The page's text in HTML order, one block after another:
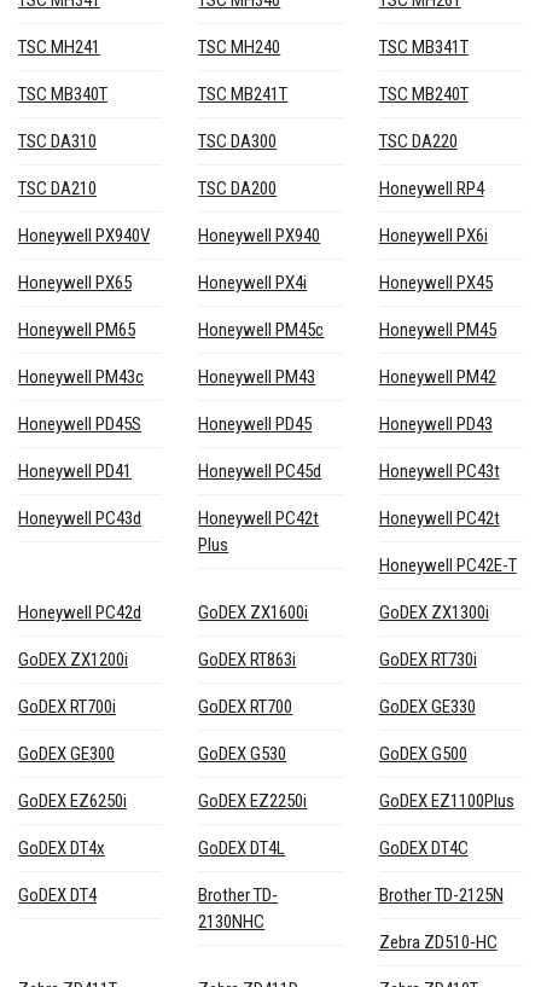
TSC MH241 TSC MH240 TSC MB341T
TSC MB340T TSC MB241T TSC MB240T
TSC DA310 TSC DA300 TSC DA220
TSC DA210 TSC DA200 Honeywell RP4
Honeywell PX940V Honeywell PX940 Honeywell PX6i
Honeywell PX65 Honeywell PX4i Honeywell PX45
Honeywell PM65 Honeywell PM45c Honeywell PM45
Honeywell PM43c Honeywell PM43 Honeywell PM42
Honeywell PD45S Honeywell PD45 Honeywell PD43
Honeywell PD41 Honeywell PC45d Honeywell PC43t
Honeywell PC43d
Honeywell PC42t
Plus
Honeywell PC42t
Honeywell PC42E-T
Honeywell PC42d GoDEX ZX1600i GoDEX ZX1300i
GoDEX ZX1200i GoDEX RT863i GoDEX RT730i
GoDEX RT700i GoDEX RT700 GoDEX GE330
GoDEX GE300 GoDEX G530 GoDEX G500
GoDEX EZ6250i GoDEX EZ2250i GoDEX EZ1100Plus
GoDEX DT4x GoDEX DT4L GoDEX DT4C
GoDEX DT4
Brother TD-
2130NHC
Brother TD-2125N
Zebra ZD510-HC